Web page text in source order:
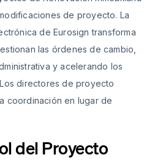
de proyecto. La
de Eurosign transforma
las órdenes de cambio,
y acelerando los
directores de proyecto
coordinación en lugar de
del Proyecto